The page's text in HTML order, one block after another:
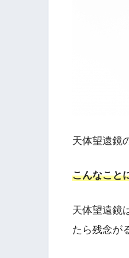
天体望遠鏡
こんなこと
天体望遠鏡
たら残念が